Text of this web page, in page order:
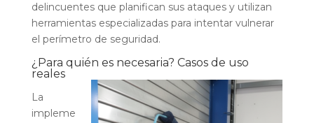
delincuentes que planifican sus ataques y utilizan
herramientas especializadas para intentar vulnerar
el perímetro de seguridad.
¿Para quién es necesaria? Casos de uso
reales
La
impleme